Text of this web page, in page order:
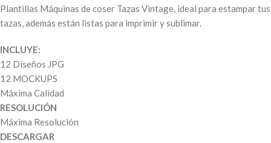
Plantillas Máquinas de coser Tazas Vintage, ideal para estampar tus
tazas, además están listas para imprimir y sublimar.
INCLUYE:
12 Diseños JPG
12 MOCKUPS
Máxima Calidad
RESOLUCIÓN
Máxima Resolución
DESCARGAR